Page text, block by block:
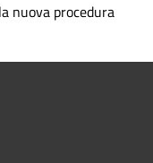
nuova procedura